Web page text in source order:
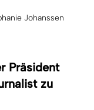
Johanssen
Präsident
zu